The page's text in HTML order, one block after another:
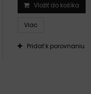
Vložiť do košíka
Viac
Pridať k porovnaniu